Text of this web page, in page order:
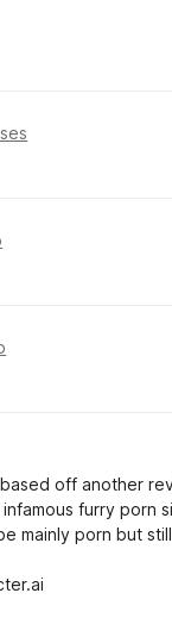
off another
furry porn
mainly porn but